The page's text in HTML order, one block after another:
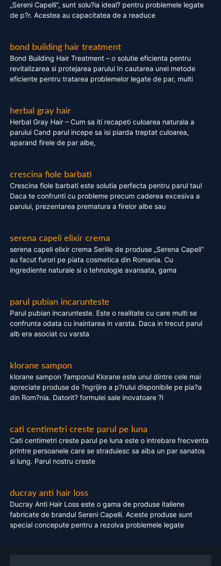
„Sereni Capelli”, sunt solu?ia ideal? pentru problemele legate
de p?r. Acestea au capacitatea de a readuce
bond building hair treatment
Bond Building Hair Treatment – o solutie eficienta pentru
revitalizarea si protejarea parului In cautarea unei metode
eficiente pentru tratarea problemelor legate de par, multi
herbal gray hair
Herbal Gray Hair – Cum sa iti recapeti culoarea naturala a
parului Cand parul incepe sa isi piarda treptat culoarea,
aparand firele de par albe,
crescina fiole barbati
Crescina fiole barbati este solutia perfecta pentru parul tau!
Daca te confrunti cu probleme precum caderea excesiva a
parului, prezentarea prematura a firelor albe sau
serena capeli elixir crema
serena capeli elixir crema Seriile de produse „Serena Capeli”
au facut furori pe piata cosmetica din Romania. Cu
ingrediente naturale si o tehnologie avansata, gama
parul pubian incarunteste
Parul pubian incarunteste. Este o realitate cu care multi se
confrunta odata cu inaintarea in varsta. Daca in trecut parul
alb era asociat cu varsta
klorane sampon
klorane sampon ?amponul Klorane este unul dintre cele mai
apreciate produse de ?ngrijire a p?rului disponibile pe pia?a
din Rom?nia. Datorit? formulei sale inovatoare ?i
cati centimetri creste parul pe luna
Cati centimetri creste parul pe luna este o intrebare frecventa
printre persoanele care se straduiesc sa aiba un par sanatos
si lung. Parul nostru creste
ducray anti hair loss
Ducray Anti Hair Loss este o gama de produse italiene
fabricate de brandul Sereni Capelli. Aceste produse sunt
special concepute pentru a rezolva problemele legate